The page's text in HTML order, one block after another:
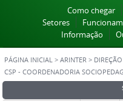
Como chegar
Setores
Informação
PÁGINA INICIAL > ARINTER >
CSP - COORDENADORIA